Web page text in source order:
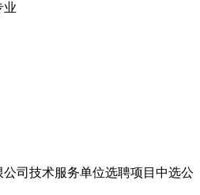
业
司技术服务单位选聘项目中选公